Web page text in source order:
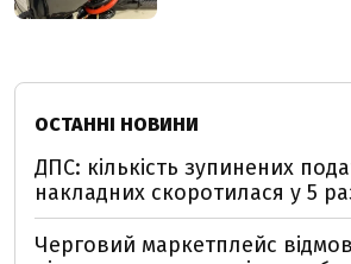
ОСТАННІ НОВИНИ
ДПС: кількість зупинених
накладних скоротилася у 5
Черговий маркетплейс